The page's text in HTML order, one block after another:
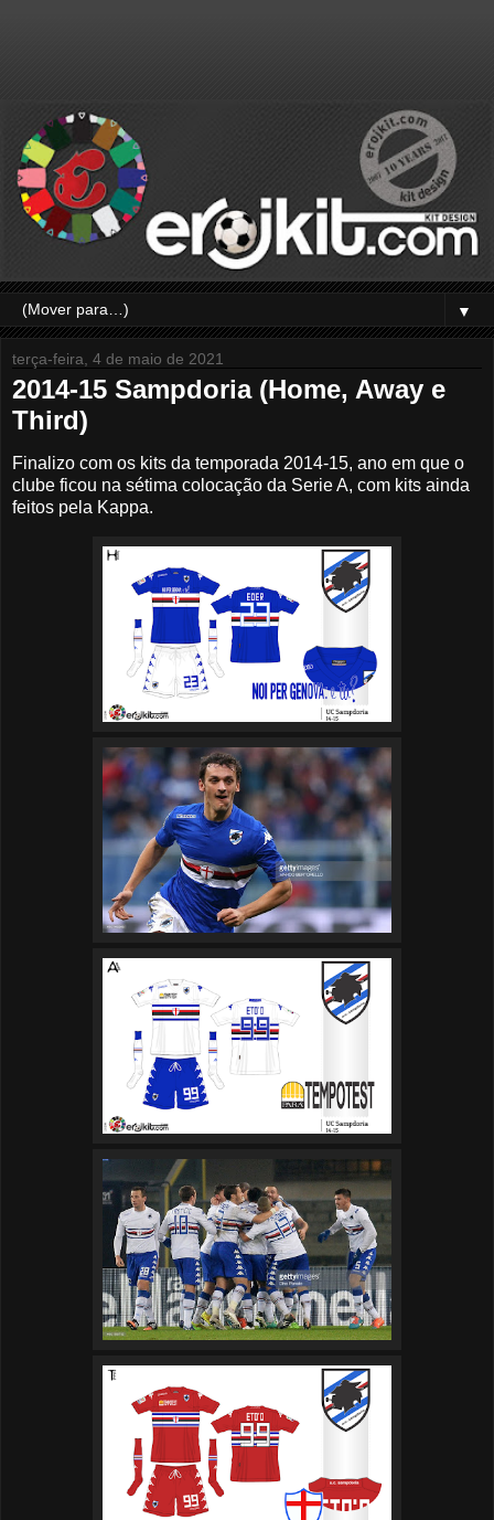
▼
terça-feira, 4 de maio de 2021
2014-15 Sampdoria (Home, Away e
Third)
Finalizo com os kits da temporada 2014-15, ano em que o
clube ficou na sétima colocação da Serie A, com kits ainda
feitos pela Kappa.